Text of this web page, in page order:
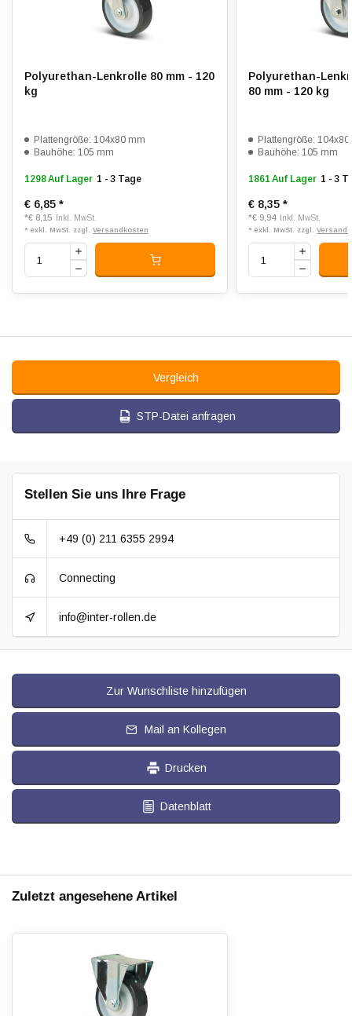
Temperatur:
Polyurethan-Lenkrolle 80 mm - 120
kg
Plattengröße: 104x80 mm
Bauhöhe: 105 mm
1298 Auf Lager 1 - 3 Tage
€ 6,85 *
*€ 8,15 Inkl. MwSt.
* exkl. MwSt. zzgl. Versandkosten
Polyurethan-
80 mm - 120 kg
Plattengröße:
Bauhöhe: 105 mm
1861 Auf Lager 1 - 3
€ 8,35*
*€ 9,94 Inkl. MwSt.
* exkl. MwSt. zzgl.
Vergleich
STP-Datei anfragen
Stellen Sie uns Ihre Frage
+49 (0) 211 6355 2994
Connecting
info@inter-rollen.de
Zur Wunschliste hinzufügen
Mail an Kollegen
Drucken
Datenblatt
Zuletzt angesehene Artikel